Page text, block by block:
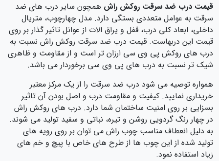
قیمت درب ضد سرقت روکش راش همچون سایر درب های ضد
سرقت به عوامل متعددی بستگی دارد. مدل چهارچوب، متریال
داخلی، ابعاد کلی درب،‌ قفل و یراق الات از عوانل تاثیر گذار بر روی
قیمت این دربهاست. قیمت درب ضد سرقت روکش راش نسبت به
درب های روکش پی وی سی ارزان تر است و از مقاومت و ظاهری
شیک تر نسبت به درب های پی وی سی برخوردار می باشد.
همواره توصیه می شود درب ضد سرقت را از یک مرکز معتبر
خریداری نمایید. کیفیت و مقاومت درب و اصل بودن آن تاثیر
بسزایی بر روی امنیت ساختمان شما دارد. درب های روکش راش
در چهار رنگ گردویی روشن و تیره، نباتی و سفید تولید می شوند.
به دلیل انعطاف مناسب چوب راش می توان بر روی رویه های
تولید شده از این چوب ها از طرح های خاص با پیچ و خم های
زیاد استفاده نمود.